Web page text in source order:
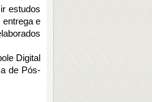
estudos
entrega e
Digital
de Pós-